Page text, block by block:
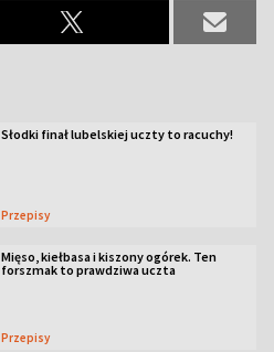
Słodki finał lubelskiej uczty to racuchy!
Przepisy
Mięso, kiełbasa i kiszony ogórek. Ten
forszmak to prawdziwa uczta
Przepisy